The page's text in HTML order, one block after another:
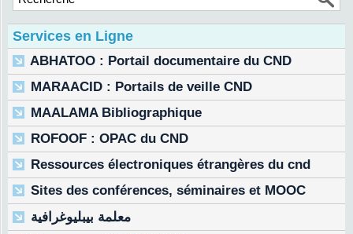
Services en Ligne
ABHATOO : Portail documentaire du CND
MARAACID : Portails de veille CND
MAALAMA Bibliographique
ROFOOF : OPAC du CND
Ressources électroniques étrangères du cnd
Sites des conférences, séminaires et MOOC
معلمة بيبليوغرافية